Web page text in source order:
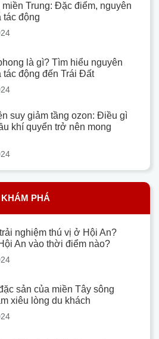
miền Trung: Đặc điểm, nguyên
tác động
là gì? Tìm hiểu nguyên
tác động đến Trái Đất
suy giảm tầng ozon: Điều gì
khí quyển trở nên mong
KHÁM PHÁ
nghiệm thú vị ở Hội An?
An vào thời điểm nào?
sản của miền Tây sông
xiêu lòng du khách